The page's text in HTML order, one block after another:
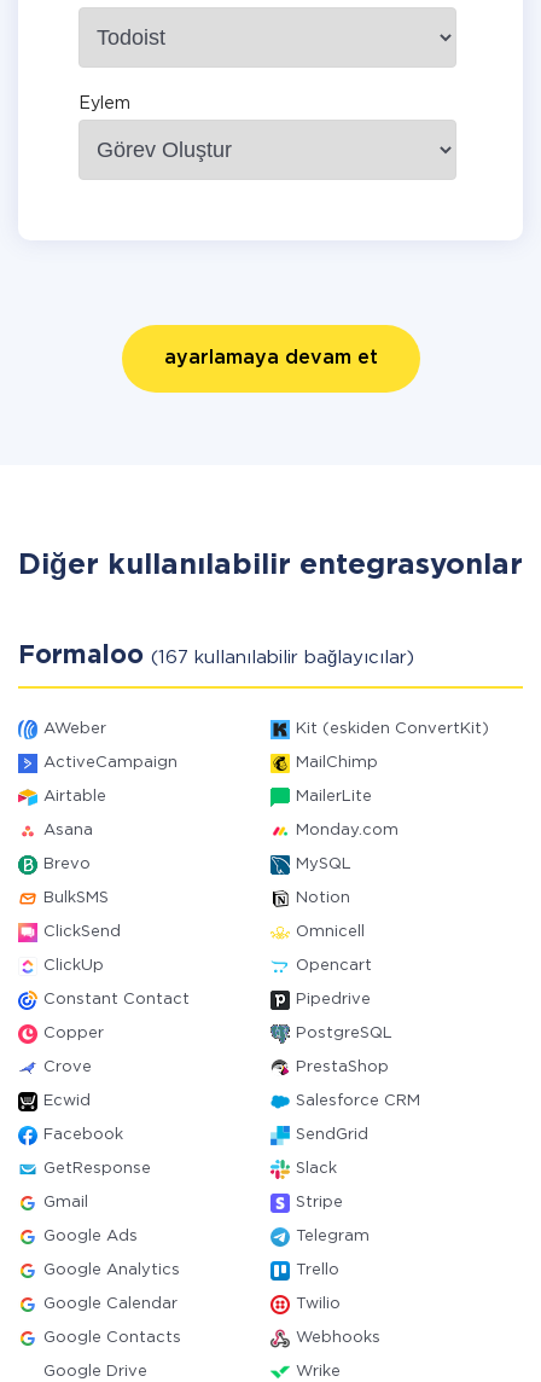
Eylem
ayarlamaya devam et
Diğer kullanılabilir entegrasyonlar
Formaloo (167 kullanılabilir bağlayıcılar)
AWeber Kit (eskiden ConvertKit)
ActiveCampaign MailChimp
Airtable MailerLite
Asana Monday.com
Brevo MySQL
BulkSMS Notion
ClickSend Omnicell
ClickUp Opencart
Constant Contact Pipedrive
Copper PostgreSQL
Crove PrestaShop
Ecwid Salesforce CRM
Facebook SendGrid
GetResponse Slack
Gmail Stripe
Google Ads Telegram
Google Analytics Trello
Google Calendar Twilio
Google Contacts Webhooks
Google Drive Wrike